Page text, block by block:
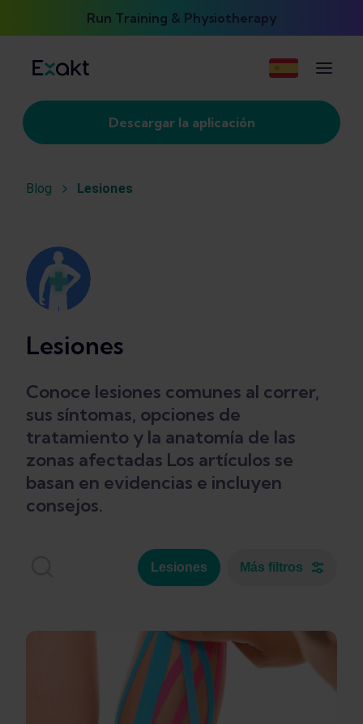
Run Training & Physiotherapy
Descargar la aplicación
Blog Lesiones
Lesiones
Conoce lesiones comunes al correr,
sus síntomas, opciones de
tratamiento y la anatomía de las
zonas afectadas Los artículos se
basan en evidencias e incluyen
consejos.
Lesiones Más filtros